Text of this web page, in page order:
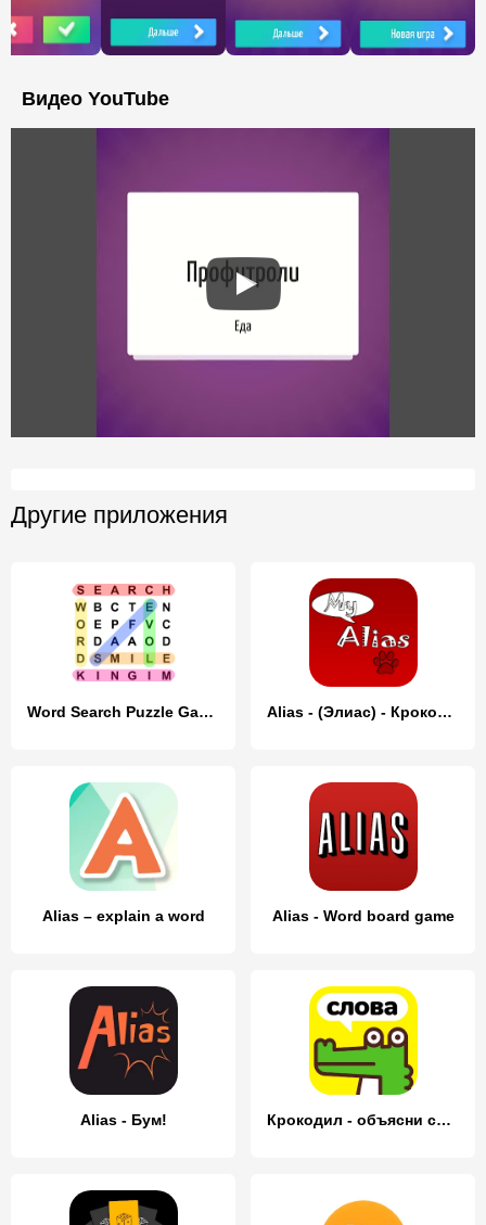
Видео YouTube
Другие приложения
Word Search Puzzle Game Alias - (Элиас) - Крокодил
Alias – explain a word Alias - Word board game
Alias - Бум! Крокодил - объясни слова